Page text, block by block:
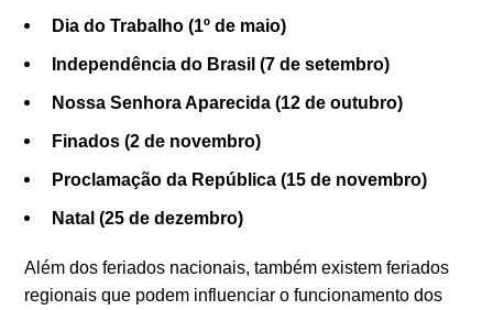
Dia do Trabalho (1º de maio)
Independência do Brasil (7 de setembro)
Nossa Senhora Aparecida (12 de outubro)
Finados (2 de novembro)
Proclamação da República (15 de novembro)
Natal (25 de dezembro)
Além dos feriados nacionais, também existem feriados
regionais que podem influenciar o funcionamento dos